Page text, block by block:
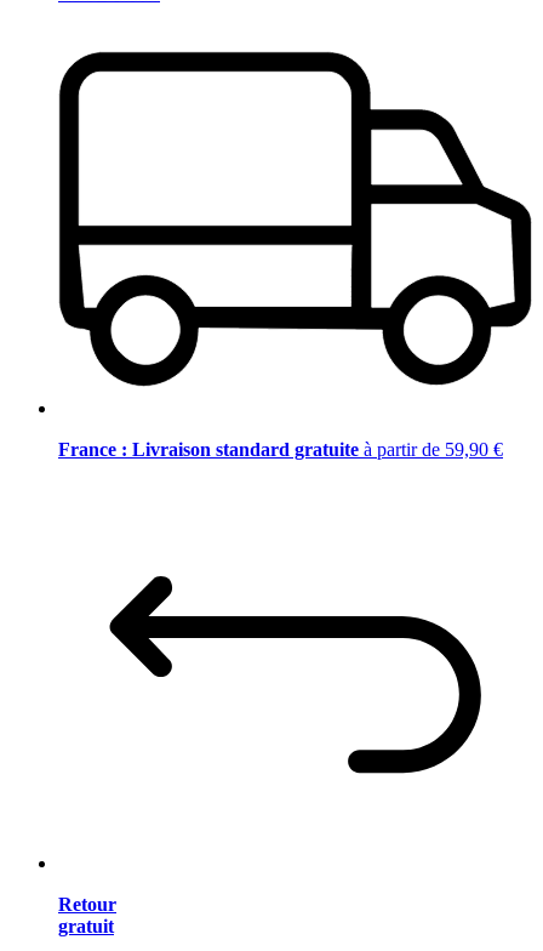
France : Livraison standard gratuite à partir de 59,90 €
Retour
gratuit